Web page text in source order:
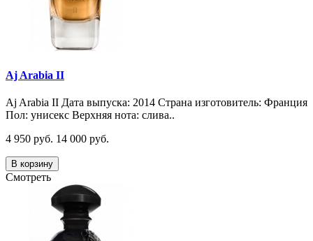
Aj Arabia II
Aj Arabia II Дата выпуска: 2014 Страна изготовитель: Франция
Пол: унисекс Верхняя нота: слива..
4 950 руб. 14 000 руб.
В корзину
Смотреть